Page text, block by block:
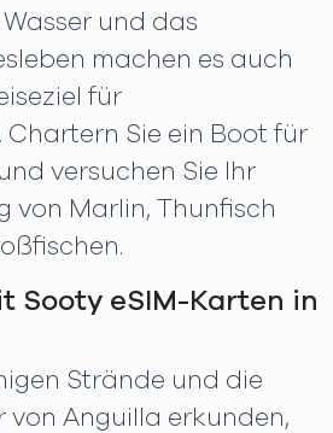
und das
machen es auch
für
Chartern Sie ein Boot für
versuchen Sie Ihr
von Marlin, Thunfisch
Sooty eSIM-Karten in
Strände und die
von Anguilla erkunden,